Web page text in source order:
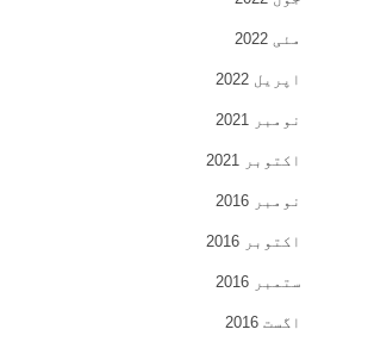
مئی 2022
اپریل 2022
نومبر 2021
اکتوبر 2021
نومبر 2016
اکتوبر 2016
ستمبر 2016
اگست 2016